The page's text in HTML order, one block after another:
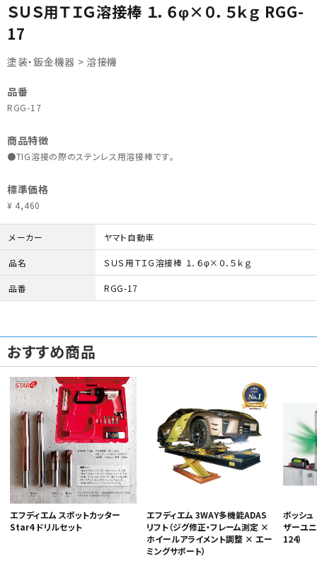
メーカーから選ぶ
補助金で購入
ＳＵＳ用ＴＩＧ溶接棒 １．６φ×０．５ｋｇ RGG-
17
塗装・鈑金機器 > 溶接機
品番
RGG-17
商品特徴
●TIG溶接の際のステンレス用溶接棒です｡
標準価格
¥ 4,460
メーカー ヤマト自動車
品名 ＳＵＳ用ＴＩＧ溶接棒 １．６φ×０．５ｋｇ
品番 RGG-17
おすすめ商品
エフディエム スポットカッター
Star4 ドリルセット
エフディエム 3WAY多機能ADAS
リフト（ジグ修正・フレーム測定 ×
ホイールアライメント調整 × エー
ミングサポート）
ボッシ
ザーユ
124）